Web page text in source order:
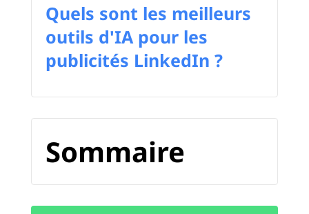
Quels sont les meilleurs
outils d'IA pour les
publicités LinkedIn ?
Sommaire